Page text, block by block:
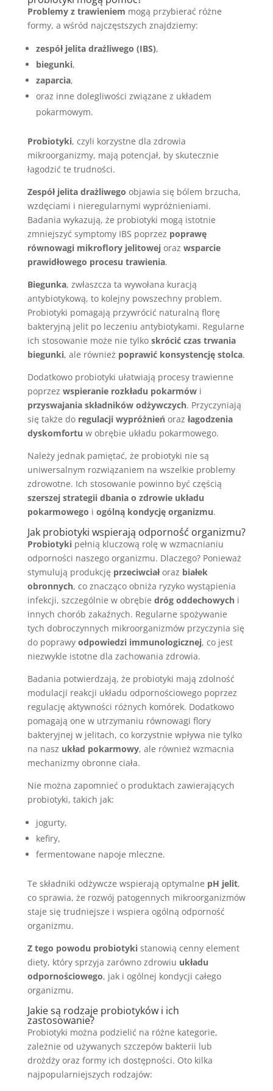
Problemy z trawieniem mogą przybierać różne
formy, a wśród najczęstszych znajdziemy:
zespół jelita drażliwego (IBS),
biegunki,
zaparcia,
oraz inne dolegliwości związane z układem
pokarmowym.
Probiotyki, czyli korzystne dla zdrowia
mikroorganizmy, mają potencjał, by skutecznie
łagodzić te trudności.
Zespół jelita drażliwego objawia się bólem brzucha,
wzdęciami i nieregularnymi wypróżnieniami.
Badania wykazują, że probiotyki mogą istotnie
zmniejszyć symptomy IBS poprzez poprawę
równowagi mikroflory jelitowejoraz wsparcie
prawidłowego procesu trawienia.
Biegunka, zwłaszcza ta wywołana kuracją
antybiotykową, to kolejny powszechny problem.
Probiotyki pomagają przywrócić naturalną florę
bakteryjną jelit po leczeniu antybiotykami. Regularne
ich stosowanie może nie tylko skrócić czas trwania
biegunki, ale również poprawić konsystencję stolca.
Dodatkowo probiotyki ułatwiają procesy trawienne
poprzez wspieranie rozkładu pokarmówi
przyswajania składników odżywczych. Przyczyniają
się także do regulacji wypróżnieńoraz łagodzenia
dyskomfortu w obrębie układu pokarmowego.
Należy jednak pamiętać, że probiotyki nie są
uniwersalnym rozwiązaniem na wszelkie problemy
zdrowotne. Ich stosowanie powinno być częścią
szerszej strategii dbania o zdrowie układu
pokarmowego i ogólną kondycję organizmu.
Jak probiotyki wspierają odporność organizmu?
Probiotykipełnią kluczową rolę w wzmacnianiu
odporności naszego organizmu. Dlaczego? Ponieważ
stymulują produkcję przeciwciałoraz białek
obronnych, co znacząco obniża ryzyko wystąpienia
infekcji, szczególnie w obrębie dróg oddechowychi
innych chorób zakaźnych. Regularne spożywanie
tych dobroczynnych mikroorganizmów przyczynia się
do poprawy odpowiedzi immunologicznej, co jest
niezwykle istotne dla zachowania zdrowia.
Badania potwierdzają, że probiotyki mają zdolność
modulacji reakcji układu odpornościowego poprzez
regulację aktywności różnych komórek. Dodatkowo
pomagają one w utrzymaniu równowagi flory
bakteryjnej w jelitach, co korzystnie wpływa nie tylko
na nasz układ pokarmowy, ale również wzmacnia
mechanizmy obronne ciała.
Nie można zapomnieć o produktach zawierających
probiotyki, takich jak:
jogurty,
kefiry,
fermentowane napoje mleczne.
Te składniki odżywcze wspierają optymalne pH jelit,
co sprawia, że rozwój patogennych mikroorganizmów
staje się trudniejsze i wspiera ogólną odporność
organizmu.
Z tego powodu probiotykistanowią cenny element
diety, który sprzyja zarówno zdrowiu układu
odpornościowego, jak i ogólnej kondycji całego
organizmu.
Jakie są rodzaje probiotyków i ich
zastosowanie?
Probiotyki można podzielić na różne kategorie,
zależnie od używanych szczepów bakterii lub
drożdży oraz formy ich dostępności. Oto kilka
najpopularniejszych rodzajów: